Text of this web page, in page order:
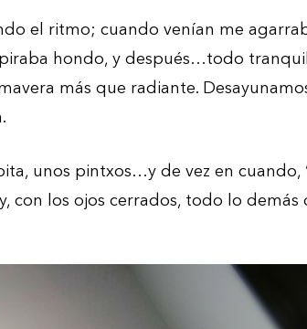
el ritmo; cuando venían me
hondo, y después…todo
más que radiante.
unos pintxos…y de vez en cuando,
con los ojos cerrados, todo lo demás